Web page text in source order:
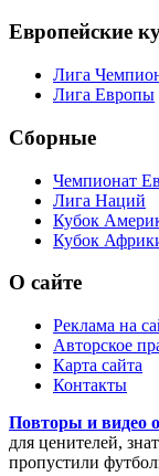
Европейские
Лига
Лига Европы
Сборные
Чемпионат
Лига Наций
Кубок
Кубок
О сайте
Реклама на
Авторское
Карта сайта
Контакты
Повторы и видео
для ценителей,
пропустили